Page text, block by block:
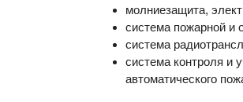
молниезащита,
система пожарной и
система
система контроля и
автоматического